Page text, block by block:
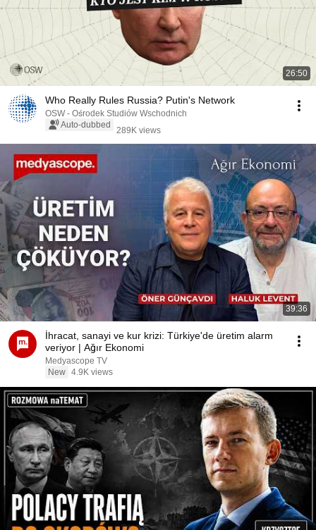
26:50
Who Really Rules Russia? Putin's Network
OSW - Ośrodek Studiów Wschodnich
Auto-dubbed
289K views
39:36
İhracat, sanayi ve kur krizi: Türkiye'de üretim alarm
veriyor | Ağır Ekonomi
Medyascope TV
New 4.9K views